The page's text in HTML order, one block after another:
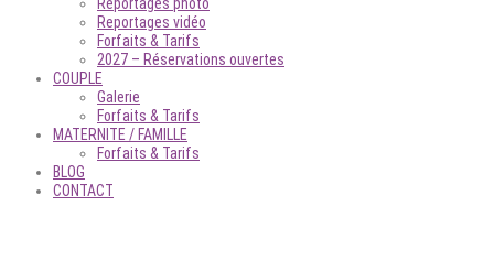
Reportages vidéo
Forfaits & Tarifs
2027 – Réservations ouvertes
COUPLE
Galerie
Forfaits & Tarifs
MATERNITE / FAMILLE
Forfaits & Tarifs
BLOG
CONTACT